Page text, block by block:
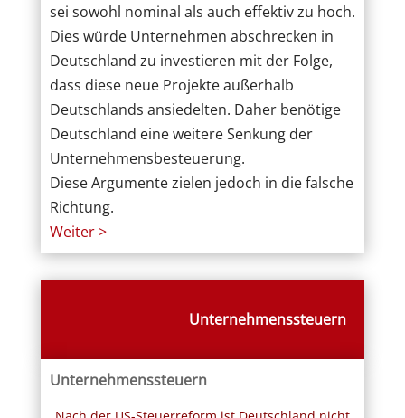
sei sowohl nominal als auch effektiv zu hoch.
Dies würde Unternehmen abschrecken in
Deutschland zu investieren mit der Folge,
dass diese neue Projekte außerhalb
Deutschlands ansiedelten. Daher benötige
Deutschland eine weitere Senkung der
Unternehmensbesteuerung.
Diese Argumente zielen jedoch in die falsche
Richtung.
Weiter >
Unternehmenssteuern
Unternehmenssteuern